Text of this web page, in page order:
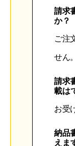
請求
か？
ご注
せん。
請求
載は
お受
納品
えま